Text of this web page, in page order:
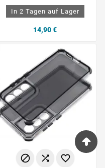
In 2 Tagen auf Lager
14,90 €
  